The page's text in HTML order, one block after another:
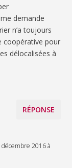
demande
n’a toujours
coopérative pour
délocalisées à
RÉPONSE
décembre 2016 à